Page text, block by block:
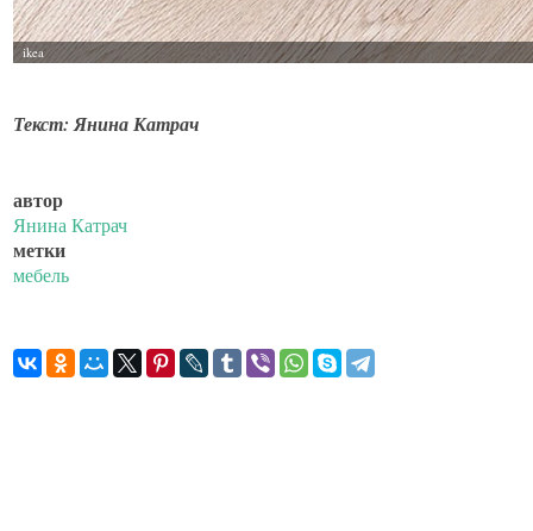
Текст: Янина Катрач
автор
Янина Катрач
метки
мебель